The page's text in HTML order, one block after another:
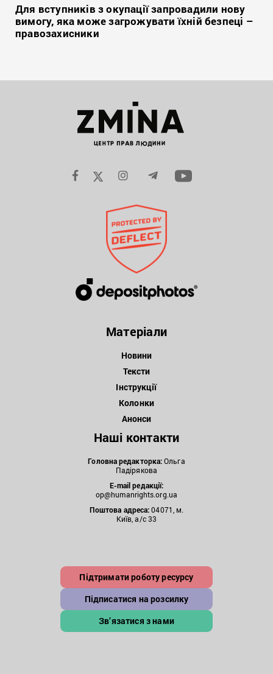
Для вступників з окупації запровадили нову
вимогу, яка може загрожувати їхній безпеці –
правозахисники
Матеріали
Новини
Тексти
Інструкції
Колонки
Анонси
Наші контакти
Головна редакторка:Ольга
Падірякова
E-mail редакції:
op@humanrights.org.ua
Поштова адреса:04071, м.
Київ, а/с 33
Підтримати роботу ресурсу
Підписатися на розсилку
Зв’язатися з нами